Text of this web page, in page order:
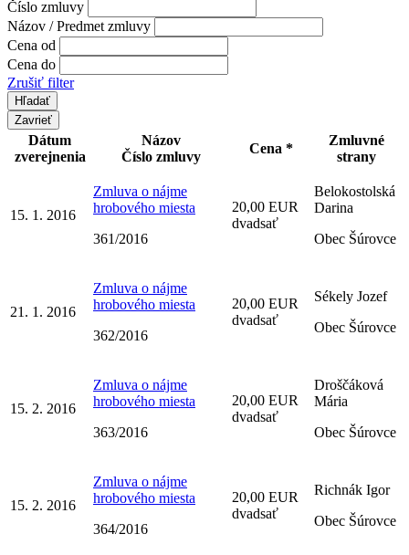
Číslo zmluvy
Názov / Predmet zmluvy
Cena od
Cena do
Zrušiť filter
Zavrieť
Dátum
zverejnenia
Názov
Číslo zmluvy
Cena *
Zmluvné
strany
15. 1. 2016
Zmluva o nájme
hrobového miesta
361/2016
20,00 EUR
dvadsať
Belokostolská
Darina
Obec Šúrovce
21. 1. 2016
Zmluva o nájme
hrobového miesta
362/2016
20,00 EUR
dvadsať
Sékely Jozef
Obec Šúrovce
15. 2. 2016
Zmluva o nájme
hrobového miesta
363/2016
20,00 EUR
dvadsať
Droščáková
Mária
Obec Šúrovce
15. 2. 2016
Zmluva o nájme
hrobového miesta
364/2016
20,00 EUR
dvadsať
Richnák Igor
Obec Šúrovce